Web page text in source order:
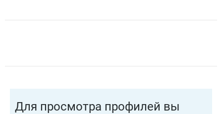
Для просмотра профилей вы